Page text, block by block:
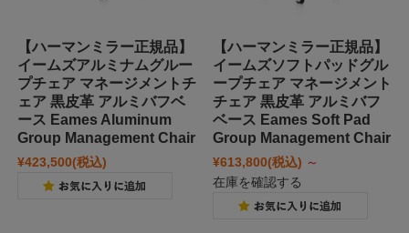
【ハーマンミラー正規品】
イームズアルミナムグルー
プチェア マネージメントチ
ェア 黒皮革 アルミバフベ
ース Eames Aluminum
Group Management Chair
¥423,500(税込)
【ハーマンミラー正規品】
イームズソフトパッドグル
ープチェア マネージメント
チェア 黒皮革 アルミバフ
ベース Eames Soft Pad
Group Management Chair
¥613,800(税込) ～
在庫を確認する